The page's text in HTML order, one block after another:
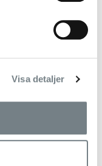
Visa detaljer